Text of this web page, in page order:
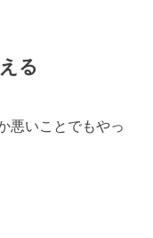
る
悪いことでもやっ